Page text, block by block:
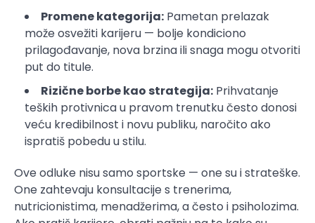
Promene kategorija: Pametan prelazak
može osvežiti karijeru — bolje kondiciono
prilagođavanje, nova brzina ili snaga mogu otvoriti
put do titule.
Rizične borbe kao strategija: Prihvatanje
teških protivnica u pravom trenutku često donosi
veću kredibilnost i novu publiku, naročito ako
ispratiš pobedu u stilu.
Ove odluke nisu samo sportske — one su i strateške.
One zahtevaju konsultacije s trenerima,
nutricionistima, menadžerima, a često i psiholozima.